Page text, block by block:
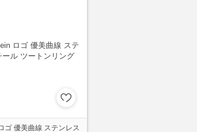
ゴ 優美曲線 ステンレス